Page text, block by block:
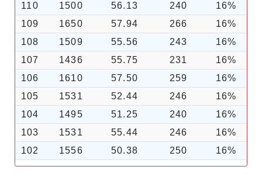
110
1500 56.13 240
16%
109
1650 57.94 266
16%
108
1509 55.56 243
16%
107
1436 55.75 231
16%
106
1610 57.50 259
16%
105
1531 52.44 246
16%
104
1495 51.25 240
16%
103
1531 55.44 246
16%
102
1556 50.38 250 16%